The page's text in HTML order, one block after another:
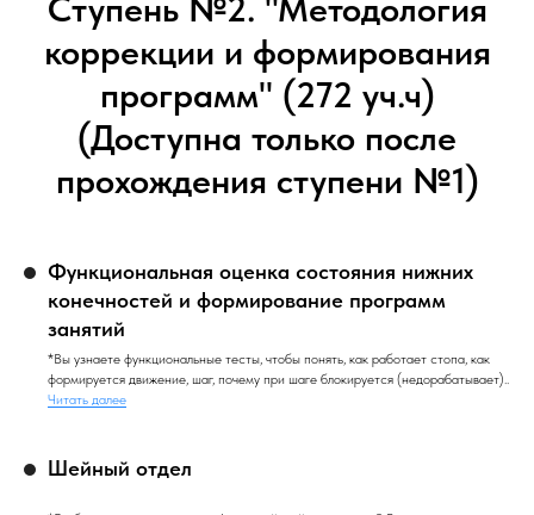
коррекции и формирования
программ" (272 уч.ч)
(Доступна только после
прохождения ступени №1)
Функциональная оценка состояния нижних
конечностей и формирование программ
занятий
*Вы узнаете функциональные тесты, чтобы понять, как работает стопа, как
формируется движение, шаг, почему при шаге блокируется (недорабатывает)..
Читать далее
Шейный отдел